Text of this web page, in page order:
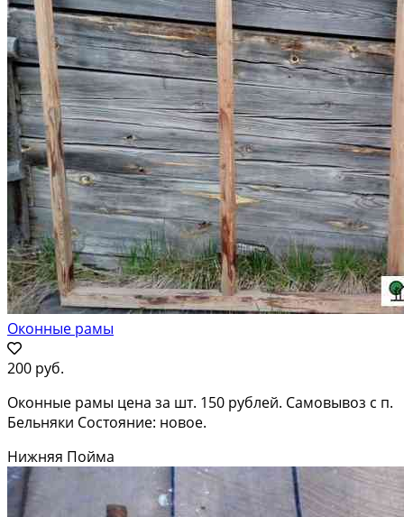
Оконные рамы
200 руб.
Оконные рамы цена за шт. 150 рублей. Самовывоз с п.
Бельняки Состояние: новое.
Нижняя Пойма